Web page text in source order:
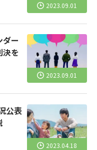
2023.09.01
2023.09.01
ダー
決を
2023.04.18
公表